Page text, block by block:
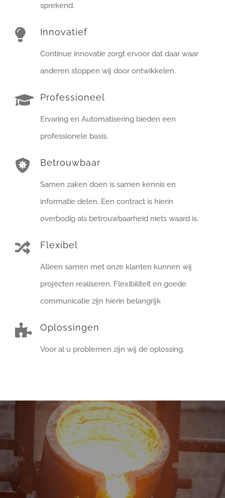
sprekend.
Innovatief
Continue innovatie zorgt ervoor dat daar waar
anderen stoppen wij door ontwikkelen.
Professioneel
Ervaring en Automatisering bieden een
professionele basis.
Betrouwbaar
Samen zaken doen is samen kennis en
informatie delen. Een contract is hierin
overbodig als betrouwbaarheid niets waard is.
Flexibel
Alleen samen met onze klanten kunnen wij
projecten realiseren. Flexibiliteit en goede
communicatie zijn hierin belangrijk
Oplossingen
Voor al u problemen zijn wij de oplossing.